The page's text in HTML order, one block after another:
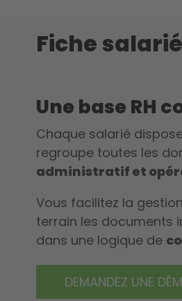
Fiche
Une base RH
Chaque salarié
regroupe toutes les
administratif et
Vous facilitez la
terrain les documents
dans une logique de
DEMANDEZ UNE